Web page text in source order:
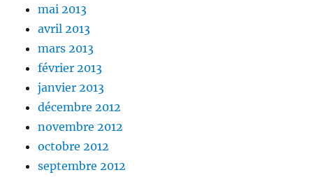
mai 2013
avril 2013
mars 2013
février 2013
janvier 2013
décembre 2012
novembre 2012
octobre 2012
septembre 2012